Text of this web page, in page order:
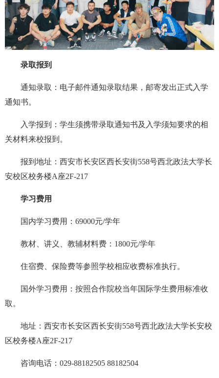
录取报到
通知录取：电子邮件通知录取结果，邮寄发出正式入学
通知书。
入学报到：学生须携带录取通知书及入学须知要求的相
关材料来校报到。
报到地址：西安市长安区西长安街558号西北政法大学长
安校区校务楼A座2F-217
学习费用
国内学习费用：69000元/学年
教材、讲义、教辅材料费：1800元/学年
住宿费、保险费等参照学校相应收费标准执行。
国外学习费用：按照合作院校当年国际学生费用标准收
取。
地址：西安市长安区西长安街558号西北政法大学长安校
区校务楼A座2F-217
咨询电话：029-88182505 88182504